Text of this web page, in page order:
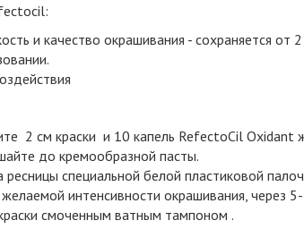
и качество окрашивания - сохраняется от
2 см краски и 10 капель RefectoCil Oxidant
до кремообразной пасты.
ресницы специальной белой пластиковой
интенсивности окрашивания, через
смоченным ватным тампоном .